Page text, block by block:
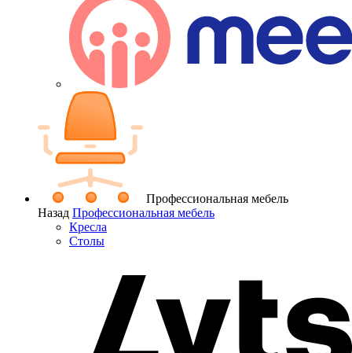
Профессиональная мебель
Назад Профессиональная мебель
Кресла
Столы